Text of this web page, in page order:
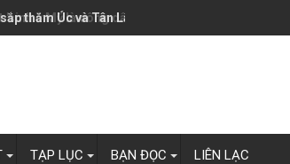
ở Mỹ là công dân Mỹ'
thăm Úc và Tân Lây Lan
TẠP LỤC BẠN ĐỌC LIÊN LẠC